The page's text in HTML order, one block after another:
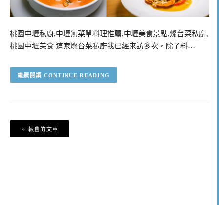
桃園中壢私廚,中壢無菜單料理推薦,中壢美食景點,燦台菜私廚,
桃園中壢美食 這家燦台菜私廚我已經來訪多次，除了料…
CONTINUE READING
文
章
較舊的文章